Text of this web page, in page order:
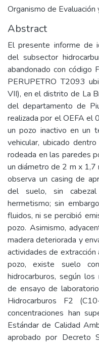
Organismo de
Abstract
El presente informe de
del subsector
abandonado con código
PERUPETRO T2093
VII), en el distrito de La
del departamento de
realizada por el OEFA
un pozo inactivo en un
vehicular, ubicado
rodeada en las paredes
un diámetro de 2 m x
observa un casing de
del suelo, sin
hermetismo; sin
fluidos, ni se percibió
pozo. Asimismo,
madera deteriorada y
actividades de extracción
pozo, existe suelo
hidrocarburos, según
de ensayo de
Hidrocarburos F2
concentraciones han
Estándar de Calidad
aprobado por Decreto